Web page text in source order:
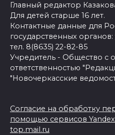
Главный редактор
Для детей старше 16 лет.
Контактные данные для
государственных органов:
тел. 8(8635) 22-82-85
Учредитель - Общество с
ответственностью
"Новочеркасские
Согласие на обработку
помощью сервисов
top.mail.ru